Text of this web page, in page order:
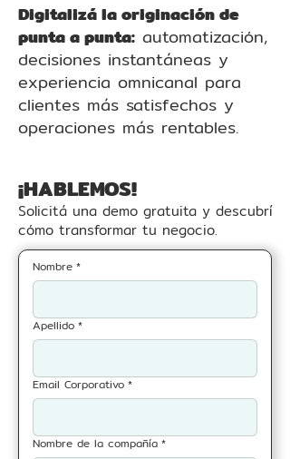
Digitalizá la originación de
punta a punta: automatización,
decisiones instantáneas y
experiencia omnicanal para
clientes más satisfechos y
operaciones más rentables.
¡HABLEMOS!
Solicitá una demo gratuita y descubrí
cómo transformar tu negocio.
Nombre *
Apellido *
Email Corporativo *
Nombre de la compañía *